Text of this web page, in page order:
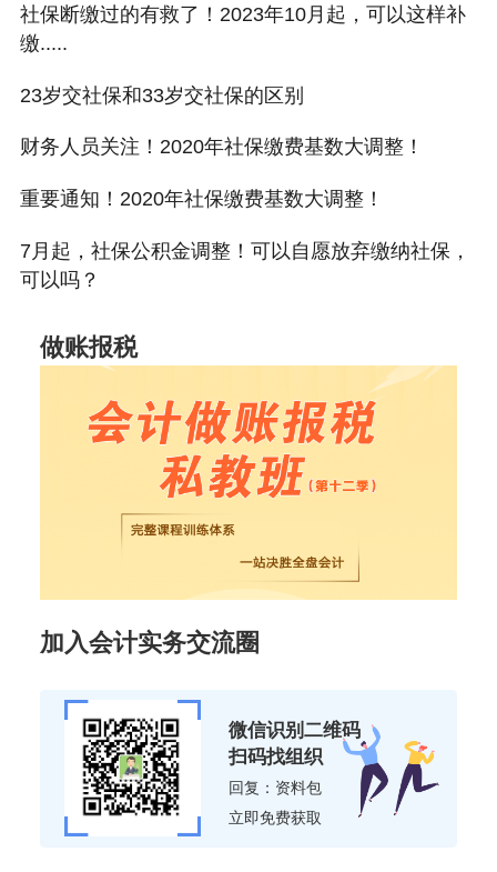
社保断缴过的有救了！2023年10月起，可以这样补
缴.....
23岁交社保和33岁交社保的区别
财务人员关注！2020年社保缴费基数大调整！
重要通知！2020年社保缴费基数大调整！
7月起，社保公积金调整！可以自愿放弃缴纳社保，
可以吗？
做账报税
加入会计实务交流圈
微信识别二维码
扫码找组织
回复：资料包
立即免费获取